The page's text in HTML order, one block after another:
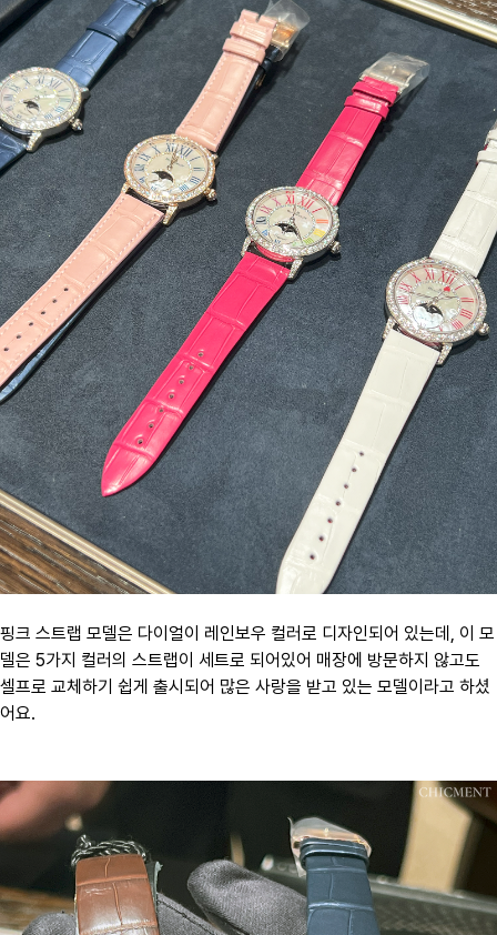
핑크 스트랩 모델은 다이얼이 레인보우 컬러로 디자인되어 있는데, 이 모
델은 5가지 컬러의 스트랩이 세트로 되어있어 매장에 방문하지 않고도
셀프로 교체하기 쉽게 출시되어 많은 사랑을 받고 있는 모델이라고 하셨
어요.